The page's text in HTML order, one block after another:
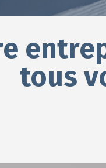
électriques
tous